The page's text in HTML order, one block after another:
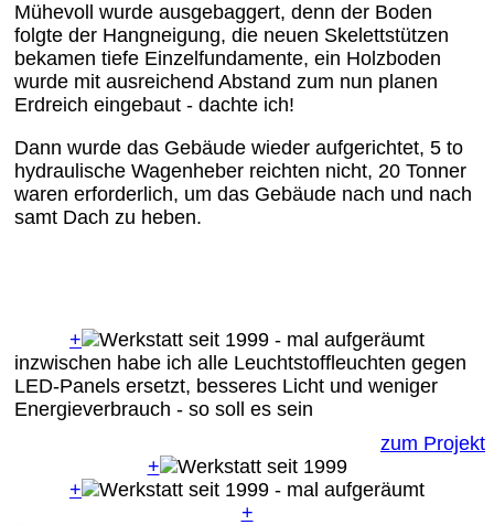
Mühevoll wurde ausgebaggert, denn der Boden
folgte der Hangneigung, die neuen Skelettstützen
bekamen tiefe Einzelfundamente, ein Holzboden
wurde mit ausreichend Abstand zum nun planen
Erdreich eingebaut - dachte ich!
Dann wurde das Gebäude wieder aufgerichtet, 5 to
hydraulische Wagenheber reichten nicht, 20 Tonner
waren erforderlich, um das Gebäude nach und nach
samt Dach zu heben.
+
inzwischen habe ich alle Leuchtstoffleuchten gegen
LED-Panels ersetzt, besseres Licht und weniger
Energieverbrauch - so soll es sein
zum Projekt
+
+
+